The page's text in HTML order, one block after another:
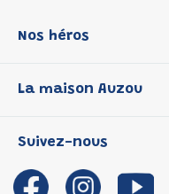
Nos héros
P'tit Loup
Les Influenceuses
Migali
La maison Auzou
Notre histoire
Auzou s'engage
Suivez-nous